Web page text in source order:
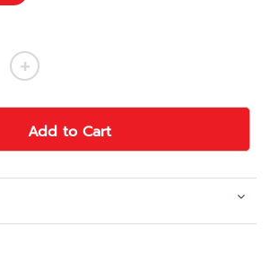
Add to Cart